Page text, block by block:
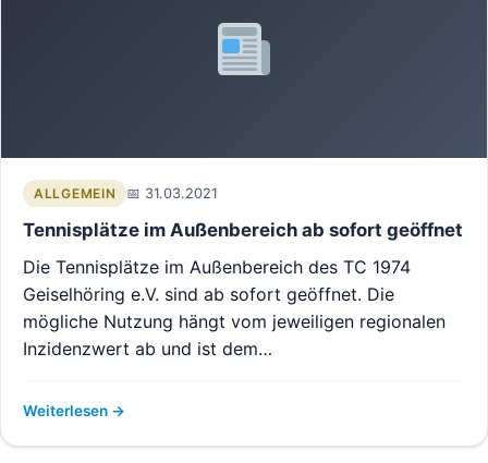
ALLGEMEIN 31.03.2021
Tennisplätze im Außenbereich ab sofort geöffnet
Die Tennisplätze im Außenbereich des TC 1974
Geiselhöring e.V. sind ab sofort geöffnet. Die
mögliche Nutzung hängt vom jeweiligen regionalen
Inzidenzwert ab und ist dem…
Weiterlesen